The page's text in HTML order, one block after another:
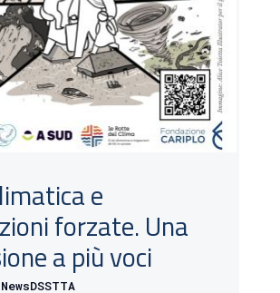
e
forzate. Una
a più voci
NewsDSSTTA